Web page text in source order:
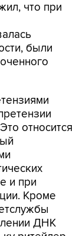
что при
были
относится
и при
Кроме
ДНК